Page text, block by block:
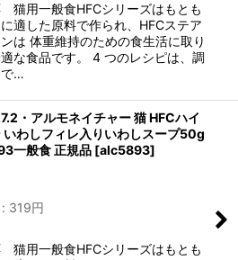
猫用一般食HFCシリーズはもとも
適した原料で作られ、HFCステア
は 体重維持のための食生活に取り
な食品です。 4 つのレシピは、調
で…
・アルモネイチャー 猫 HFCハイ
いわしフィレ入りいわしスープ50g
一般食 正規品 [alc5893]
: 319円
猫用一般食HFCシリーズはもとも